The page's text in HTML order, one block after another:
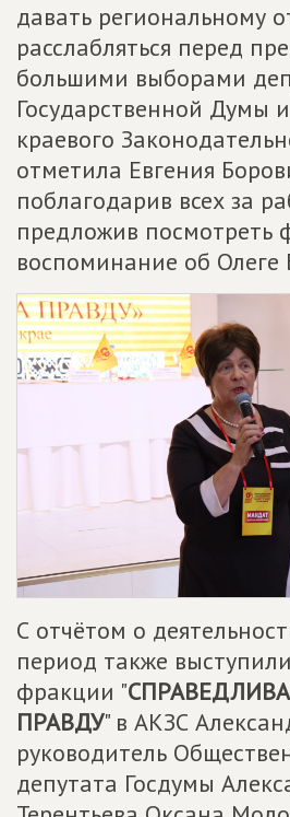
давать региональному
расслабляться перед
большими выборами
Государственной Думы
краевого
отметила Евгения
поблагодарив всех за
предложив посмотреть
воспоминание об Олеге
С отчётом о
период также
фракции "
ПРАВДУ" в АКЗС
руководитель
депутата Госдумы